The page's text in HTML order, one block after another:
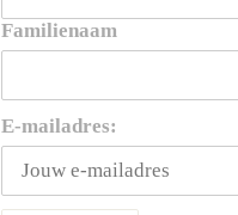
Familienaam
E-mailadres: